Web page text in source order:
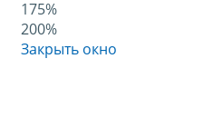
175%
200%
Закрыть окно